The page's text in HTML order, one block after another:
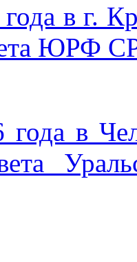
в г.
ЮРФ
в